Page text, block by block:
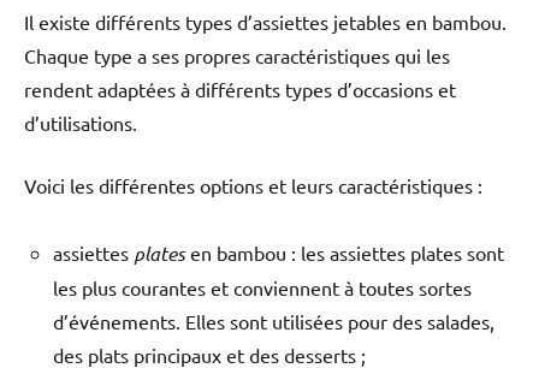
Il existe différents types d’assiettes jetables en bambou.
Chaque type a ses propres caractéristiques qui les
rendent adaptées à différents types d’occasions et
d’utilisations.
Voici les différentes options et leurs caractéristiques :
assiettes platesen bambou : les assiettes plates sont
les plus courantes et conviennent à toutes sortes
d’événements. Elles sont utilisées pour des salades,
des plats principaux et des desserts ;